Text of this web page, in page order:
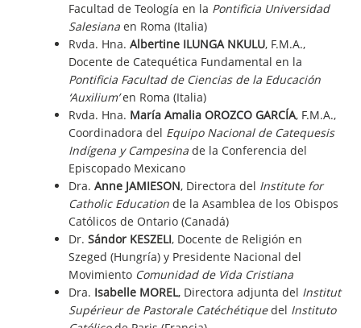
Facultad de Teología en la Pontificia Universidad
Salesiana en Roma (Italia)
Rvda. Hna. Albertine ILUNGA NKULU, F.M.A.,
Docente de Catequética Fundamental en la
Pontificia Facultad de Ciencias de la Educación
‘Auxilium’en Roma (Italia)
Rvda. Hna. María Amalia OROZCO GARCÍA, F.M.A.,
Coordinadora del Equipo Nacional de Catequesis
Indígena y Campesina de la Conferencia del
Episcopado Mexicano
Dra. Anne JAMIESON, Directora del Institute for
Catholic Education de la Asamblea de los Obispos
Católicos de Ontario (Canadá)
Dr. Sándor KESZELI, Docente de Religión en
Szeged (Hungría) y Presidente Nacional del
Movimiento Comunidad de Vida Cristiana
Dra. Isabelle MOREL, Directora adjunta del Institut
Supérieur de Pastorale Catéchétiquedel Instituto